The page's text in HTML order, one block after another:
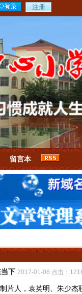
留言本
下 2017-01-06 点击：
人，袁英明、朱少杰